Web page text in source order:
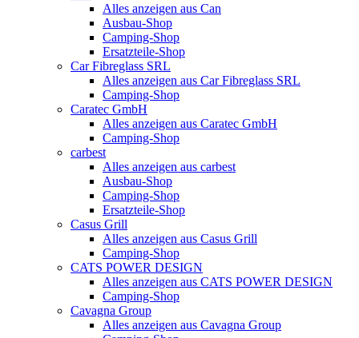
Alles anzeigen aus Can
Ausbau-Shop
Camping-Shop
Ersatzteile-Shop
Car Fibreglass SRL
Alles anzeigen aus Car Fibreglass SRL
Camping-Shop
Caratec GmbH
Alles anzeigen aus Caratec GmbH
Camping-Shop
carbest
Alles anzeigen aus carbest
Ausbau-Shop
Camping-Shop
Ersatzteile-Shop
Casus Grill
Alles anzeigen aus Casus Grill
Camping-Shop
CATS POWER DESIGN
Alles anzeigen aus CATS POWER DESIGN
Camping-Shop
Cavagna Group
Alles anzeigen aus Cavagna Group